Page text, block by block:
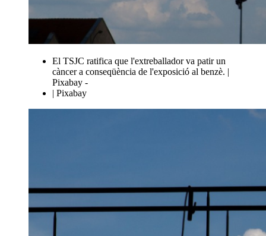
El TSJC ratifica que l'extreballador va patir un
càncer a conseqüència de l'exposició al benzè. |
Pixabay -
| Pixabay